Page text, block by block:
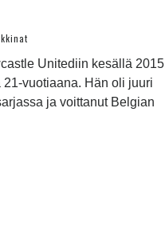
Unitediin kesällä 2015
vuotiaana. Hän oli juuri
ja voittanut Belgian